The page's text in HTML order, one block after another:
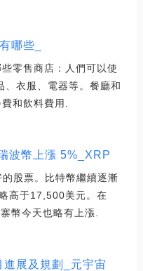
哪些_
零售商店：人們可以使
、衣服、電器等。餐廳和
和飲料費用.
波幣上漲 5%_XRP
股票。比特幣繼續逐漸
高于17,500美元。在
幣今天也略有上漲.
展及規劃_元宇宙